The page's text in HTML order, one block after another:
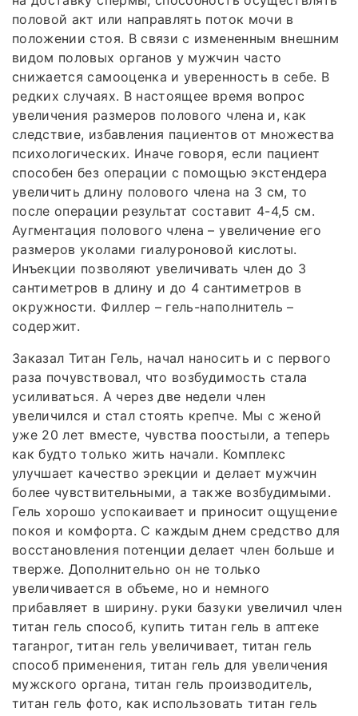
половой акт или направлять поток мочи в
положении стоя. В связи с измененным внешним
видом половых органов у мужчин часто
снижается самооценка и уверенность в себе. В
редких случаях. В настоящее время вопрос
увеличения размеров полового члена и, как
следствие, избавления пациентов от множества
психологических. Иначе говоря, если пациент
способен без операции с помощью экстендера
увеличить длину полового члена на 3 см, то
после операции результат составит 4-4,5 см.
Аугментация полового члена – увеличение его
размеров уколами гиалуроновой кислоты.
Инъекции позволяют увеличивать член до 3
сантиметров в длину и до 4 сантиметров в
окружности. Филлер – гель-наполнитель –
содержит.
Заказал Титан Гель, начал наносить и с первого
раза почувствовал, что возбудимость стала
усиливаться. А через две недели член
увеличился и стал стоять крепче. Мы с женой
уже 20 лет вместе, чувства поостыли, а теперь
как будто только жить начали. Комплекс
улучшает качество эрекции и делает мужчин
более чувствительными, а также возбудимыми.
Гель хорошо успокаивает и приносит ощущение
покоя и комфорта. С каждым днем средство для
восстановления потенции делает член больше и
тверже. Дополнительно он не только
увеличивается в объеме, но и немного
прибавляет в ширину. руки базуки увеличил член
титан гель способ, купить титан гель в аптеке
таганрог, титан гель увеличивает, титан гель
способ применения, титан гель для увеличения
мужского органа, титан гель производитель,
титан гель фото, как использовать титан гель